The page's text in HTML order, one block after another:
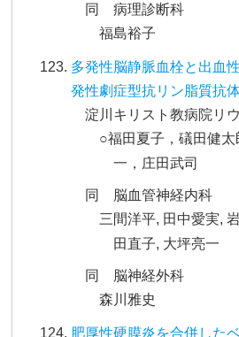
同 病理診断科
福島裕子
多発性脳静脈血栓と出血
発性劇症型抗リン脂質抗
淀川キリスト教病院リ
○福田夏子，礒田健
一，庄田武司
同 脳血管神経内科
三間洋平, 田中愛実,
田直子, 大坪亮一
同 脳神経外科
森川雅史
肥厚性硬膜炎を合併した